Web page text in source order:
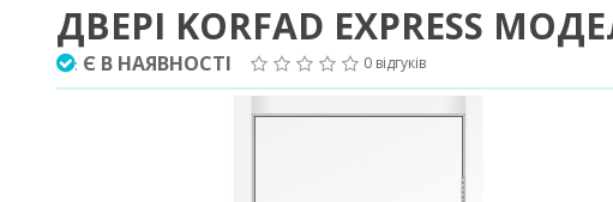
ДВЕРІ KORFAD EXPRESS
: Є В НАЯВНОСТІ 0 відгуків